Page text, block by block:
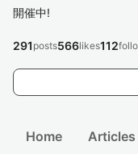
開催中!
291 posts566likes112
Home Articles